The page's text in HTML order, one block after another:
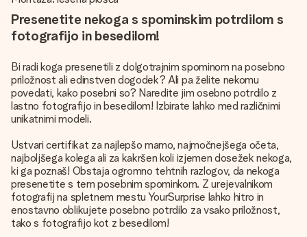
Presenetite nekoga s spominskim potrdilom s
fotografijo in besedilom!
Bi radi koga presenetili z dolgotrajnim spominom na posebno
priložnost ali edinstven dogodek? Ali pa želite nekomu
povedati, kako posebni so? Naredite jim osebno potrdilo z
lastno fotografijo in besedilom! Izbirate lahko med različnimi
unikatnimi modeli.
Ustvari certifikat za najlepšo mamo, najmočnejšega očeta,
najboljšega kolega ali za kakršen koli izjemen dosežek nekoga,
ki ga poznaš! Obstaja ogromno tehtnih razlogov, da nekoga
presenetite s tem posebnim spominkom. Z urejevalnikom
fotografij na spletnem mestu YourSurprise lahko hitro in
enostavno oblikujete posebno potrdilo za vsako priložnost,
tako s fotografijo kot z besedilom!